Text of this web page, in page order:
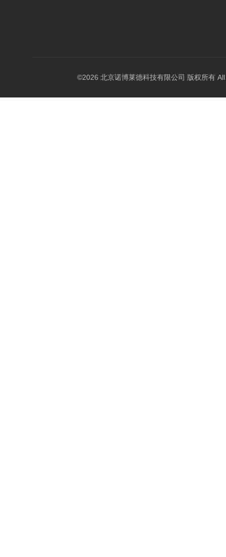
©2026 北京诺博莱德科技有限公司 版权所有